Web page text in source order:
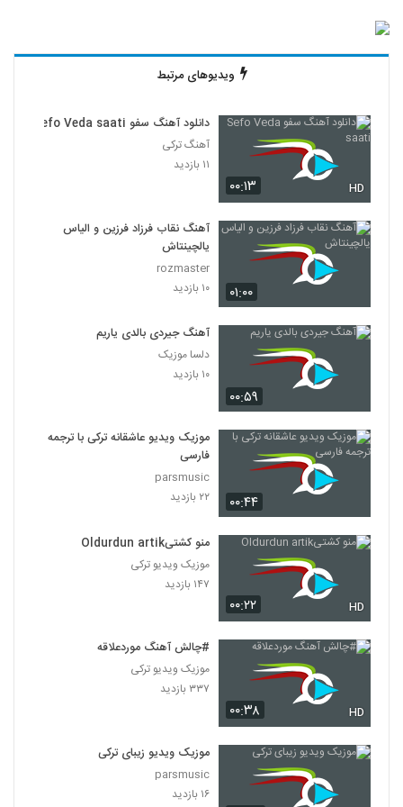
ویدیوهای مرتبط
۰۰:۱۳ HD
دانلود آهنگ سفو Sefo Veda saati
آهنگ ترکی
۱۱ بازدید
۰۱:۰۰
آهنگ نقاب فرزاد فرزین و الیاس
یالچینتاش
rozmaster
۱۰ بازدید
۰۰:۵۹
آهنگ جیردی بالدی یاریم
دلسا موزیک
۱۰ بازدید
۰۰:۴۴
موزیک ویدیو عاشقانه ترکی با ترجمه
فارسی
parsmusic
۲۲ بازدید
۰۰:۲۲ HD
منو کشتیOldurdun artik
موزیک ویدیو ترکی
۱۴۷ بازدید
۰۰:۳۸ HD
#چالش آهنگ موردعلاقه
موزیک ویدیو ترکی
۳۳۷ بازدید
موزیک ویدیو زیبای ترکی
parsmusic
۱۶ بازدید